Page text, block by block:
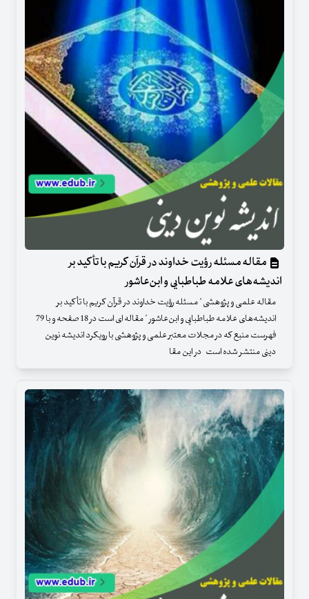
مقاله مسئله رؤیت خداوند در قرآن کریم با تأکید بر
اندیشه‌های علامه طباطبایی و ابن‌عاشور
مقاله علمی و پژوهشی " مسئله رؤیت خداوند در قرآن کریم با تأکید بر
اندیشه‌های علامه طباطبایی و ابن‌عاشور " مقاله ای است در 18 صفحه و با 79
فهرست منبع که در مجلات معتبر علمی و پژوهشی با رویکرد اندیشه نوین
دینی منتشر شده است در این مقا